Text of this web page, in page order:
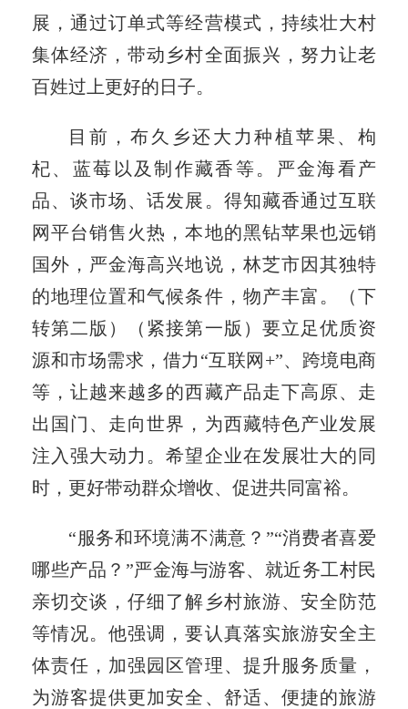
展，通过订单式等经营模式，持续壮大村
集体经济，带动乡村全面振兴，努力让老
百姓过上更好的日子。
目前，布久乡还大力种植苹果、枸
杞、蓝莓以及制作藏香等。严金海看产
品、谈市场、话发展。得知藏香通过互联
网平台销售火热，本地的黑钻苹果也远销
国外，严金海高兴地说，林芝市因其独特
的地理位置和气候条件，物产丰富。（下
转第二版）（紧接第一版）要立足优质资
源和市场需求，借力“互联网+”、跨境电商
等，让越来越多的西藏产品走下高原、走
出国门、走向世界，为西藏特色产业发展
注入强大动力。希望企业在发展壮大的同
时，更好带动群众增收、促进共同富裕。
“服务和环境满不满意？”“消费者喜爱
哪些产品？”严金海与游客、就近务工村民
亲切交谈，仔细了解乡村旅游、安全防范
等情况。他强调，要认真落实旅游安全主
体责任，加强园区管理、提升服务质量，
为游客提供更加安全、舒适、便捷的旅游